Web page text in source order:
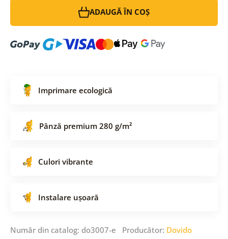
ADAUGĂ ÎN COȘ
Imprimare ecologică
Pânză premium 280 g/m²
Culori vibrante
Instalare ușoară
Număr din catalog: do3007-e Producător: Dovido